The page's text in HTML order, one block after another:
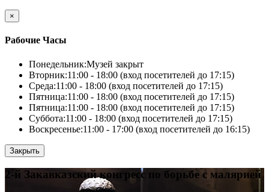
×
Рабочие Часы
Понедельник:Музей закрыт
Вторник:11:00 - 18:00 (вход посетителей до 17:15)
Среда:11:00 - 18:00 (вход посетителей до 17:15)
Пятница:11:00 - 18:00 (вход посетителей до 17:15)
Пятница:11:00 - 18:00 (вход посетителей до 17:15)
Суббота:11:00 - 18:00 (вход посетителей до 17:15)
Воскресенье:11:00 - 17:00 (вход посетителей до 16:15)
Закрыть
2-й Закавказский конгресс по борьбе с малярией